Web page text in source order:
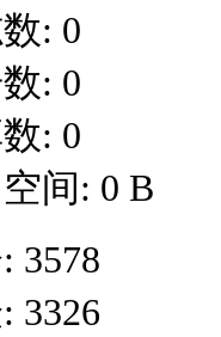
: 0
: 0
: 0
间: 0 B
3578
3326